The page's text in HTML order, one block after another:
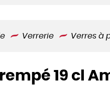
Verrerie Verres à
19 cl